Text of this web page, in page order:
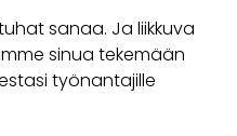
sanaa. Ja liikkuva
sinua tekemään
työnantajille